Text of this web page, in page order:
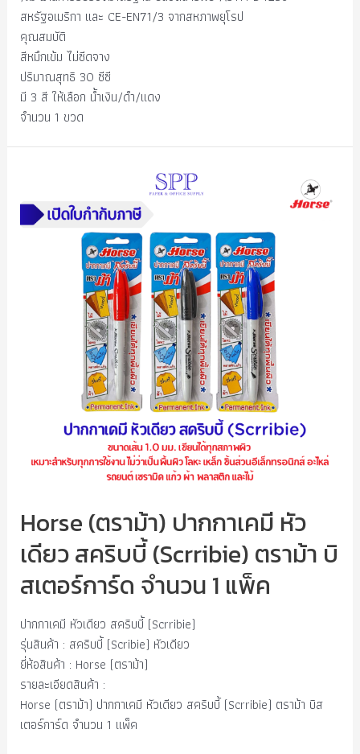
สหรัฐอเมริกา และ CE-EN71/3 จากสหภาพยุโรป
คุณสมบัติ
สีหมึกเข้ม ไม่ซีดจาง
ปริมาณสุทธิ 30 ซีซี
มี 3 สี ให้เลือก น้ำเงิน/ดำ/แดง
จำนวน 1 ขวด
Horse (ตราม้า) ปากกาเคมี หัว
เดียว สคริบบี้ (Scrribie) ตราม้า บิ
สเตอร์การ์ด จำนวน 1 แพ็ค
ปากกาเคมี หัวเดียว สคริบบี้ (Scrribie)
รุ่นสินค้า : สคริบบี้ (Scribie) หัวเดียว
ยี่ห้อสินค้า : Horse (ตราม้า)
รายละเอียดสินค้า :
Horse (ตราม้า) ปากกาเคมี หัวเดียว สคริบบี้ (Scrribie) ตราม้า บิส
เตอร์การ์ด จำนวน 1 แพ็ค